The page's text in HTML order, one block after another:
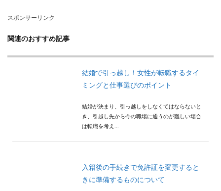
スポンサーリンク
関連のおすすめ記事
結婚で引っ越し！女性が転職するタイ
ミングと仕事選びのポイント
結婚が決まり、引っ越しをしなくてはならないと
き、引越し先から今の職場に通うのが難しい場合
は転職を考え...
入籍後の手続きで免許証を変更すると
きに準備するものについて